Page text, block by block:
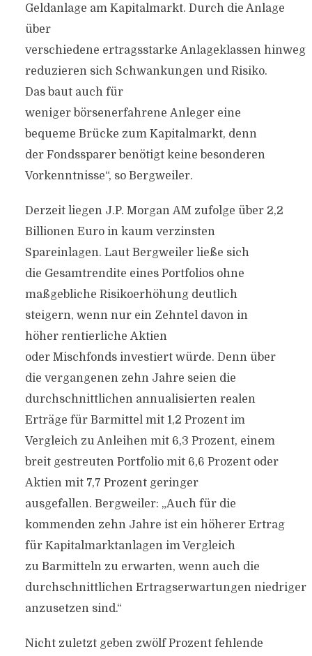
Geldanlage am Kapitalmarkt. Durch die Anlage
über
verschiedene ertragsstarke Anlageklassen hinweg
reduzieren sich Schwankungen und Risiko.
Das baut auch für
weniger börsenerfahrene Anleger eine
bequeme Brücke zum Kapitalmarkt, denn
der Fondssparer benötigt keine besonderen
Vorkenntnisse“, so Bergweiler.
Derzeit liegen J.P. Morgan AM zufolge über 2,2
Billionen Euro in kaum verzinsten
Spareinlagen. Laut Bergweiler ließe sich
die Gesamtrendite eines Portfolios ohne
maßgebliche Risikoerhöhung deutlich
steigern, wenn nur ein Zehntel davon in
höher rentierliche Aktien
oder Mischfonds investiert würde. Denn über
die vergangenen zehn Jahre seien die
durchschnittlichen annualisierten realen
Erträge für Barmittel mit 1,2 Prozent im
Vergleich zu Anleihen mit 6,3 Prozent, einem
breit gestreuten Portfolio mit 6,6 Prozent oder
Aktien mit 7,7 Prozent geringer
ausgefallen. Bergweiler: „Auch für die
kommenden zehn Jahre ist ein höherer Ertrag
für Kapitalmarktanlagen im Vergleich
zu Barmitteln zu erwarten, wenn auch die
durchschnittlichen Ertragserwartungen niedriger
anzusetzen sind.“
Nicht zuletzt geben zwölf Prozent fehlende